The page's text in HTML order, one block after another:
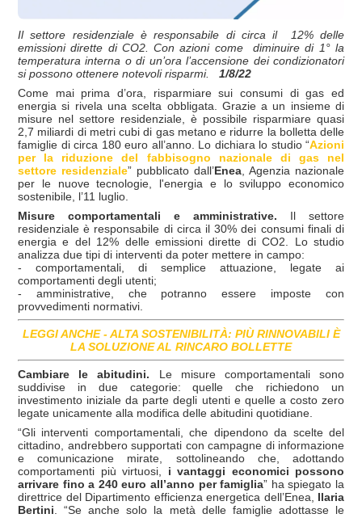
Il settore residenziale è responsabile di circa il
12% delle
emissioni dirette di CO2. Con azioni come
diminuire di 1° la
temperatura interna o di un’ora l’accensione dei condizionatori
si possono ottenere notevoli risparmi. 1/8/22
Come mai prima d’ora, risparmiare sui consumi di gas ed
energia si rivela una scelta obbligata. Grazie a un insieme di
misure nel settore residenziale, è possibile risparmiare quasi
2,7 miliardi di metri cubi di gas metano e ridurre la bolletta delle
famiglie di circa 180 euro all’anno. Lo dichiara lo studio “Azioni
per la riduzione del fabbisogno nazionale di gas nel
settore residenziale” pubblicato dall’Enea , Agenzia nazionale
per le nuove tecnologie, l'energia e lo sviluppo economico
sostenibile, l’11 luglio.
Misure comportamentali e amministrative. Il settore
residenziale è responsabile di circa il 30% dei consumi finali di
energia e del 12% delle emissioni dirette di CO2.
Lo studio
analizza due tipi di interventi da poter mettere in campo:
- comportamentali, di semplice attuazione, legate ai
comportamenti degli utenti;
- amministrative, che potranno essere imposte con
provvedimenti normativi.
LEGGI ANCHE - ALTA SOSTENIBILITÀ: PIÙ RINNOVABILI È
LA SOLUZIONE AL RINCARO BOLLETTE
Cambiare le abitudini. Le misure comportamentali sono
suddivise in due categorie: quelle che richiedono un
investimento iniziale da parte degli utenti e quelle a costo zero
legate unicamente alla modifica delle abitudini quotidiane.
“Gli interventi comportamentali, che dipendono da scelte del
cittadino, andrebbero supportati con campagne di informazione
e comunicazione mirate, sottolineando che, adottando
comportamenti più virtuosi, i vantaggi economici possono
arrivare fino a 240 euro all’anno per famiglia” ha spiegato la
direttrice del Dipartimento efficienza energetica dell’Enea, Ilaria
Bertini . “Se anche solo la metà delle famiglie adottasse le